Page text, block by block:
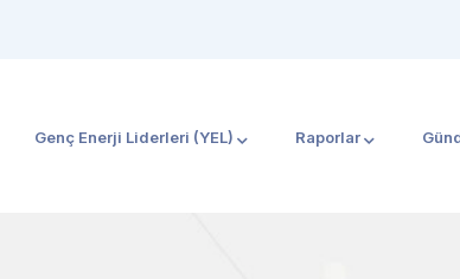
Genç Enerji Liderleri (YEL) Raporlar